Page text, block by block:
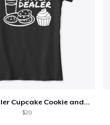
Snack Dealer Cupcake Cookie and Milk
$20